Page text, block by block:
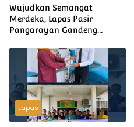
Wujudkan Semangat
Merdeka, Lapas Pasir
Pangarayan Gandeng
Pemeriksaan Kesehatan
Lapas